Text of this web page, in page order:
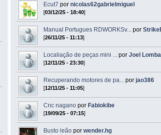
Ecut7 pornicolas62gabrielmiguel
[03/12/25 - 18:40]
Manual Portugues RDWORKSv... por
[26/11/25 - 11:13]
Localiação de peças mini ... porJoel
[12/11/25 - 23:30]
Recuperando motores de pa... por jao386
[12/11/25 - 11:05]
Cnc nagano por Fabiokibe
[19/09/25 - 07:15]
Busto leão porwender.hg